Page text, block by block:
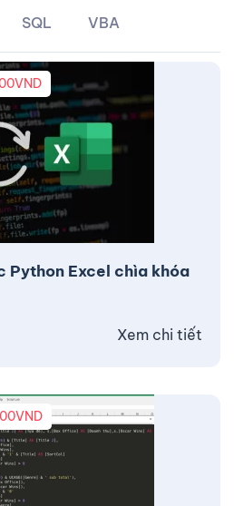
SQL VBA
Python Excel chìa khóa
VND
Xem chi tiết
VND